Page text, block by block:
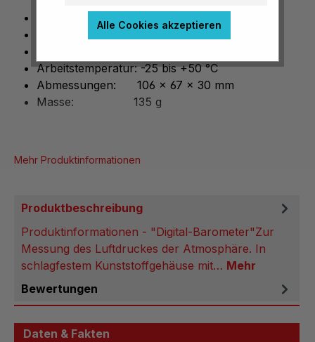
Messbereiche: 0 bis 1300 mbar
Arbeitstemperatur: -25 bis +50 °C
Abmessungen: 106 x 67 x 30 mm
Masse: 135 g
Mehr Produktinformationen
Produktbeschreibung
Produktinformationen - "Digital-Barometer"Zur
Messung des Luftdruckes der Atmosphäre. In
schlagfestem Kunststoffgehäuse mit… Mehr
Bewertungen
Daten & Fakten
Alle Cookies akzeptieren